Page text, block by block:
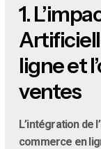
1.
ligne et
ventes
L’intégration de
commerce en